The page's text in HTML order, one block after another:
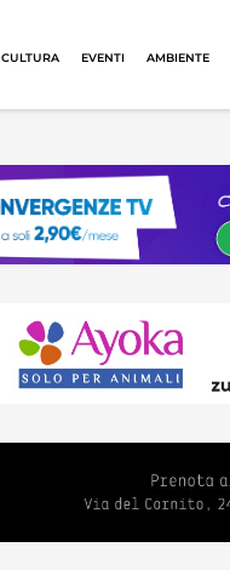
CULTURA EVENTI AMBIENTE